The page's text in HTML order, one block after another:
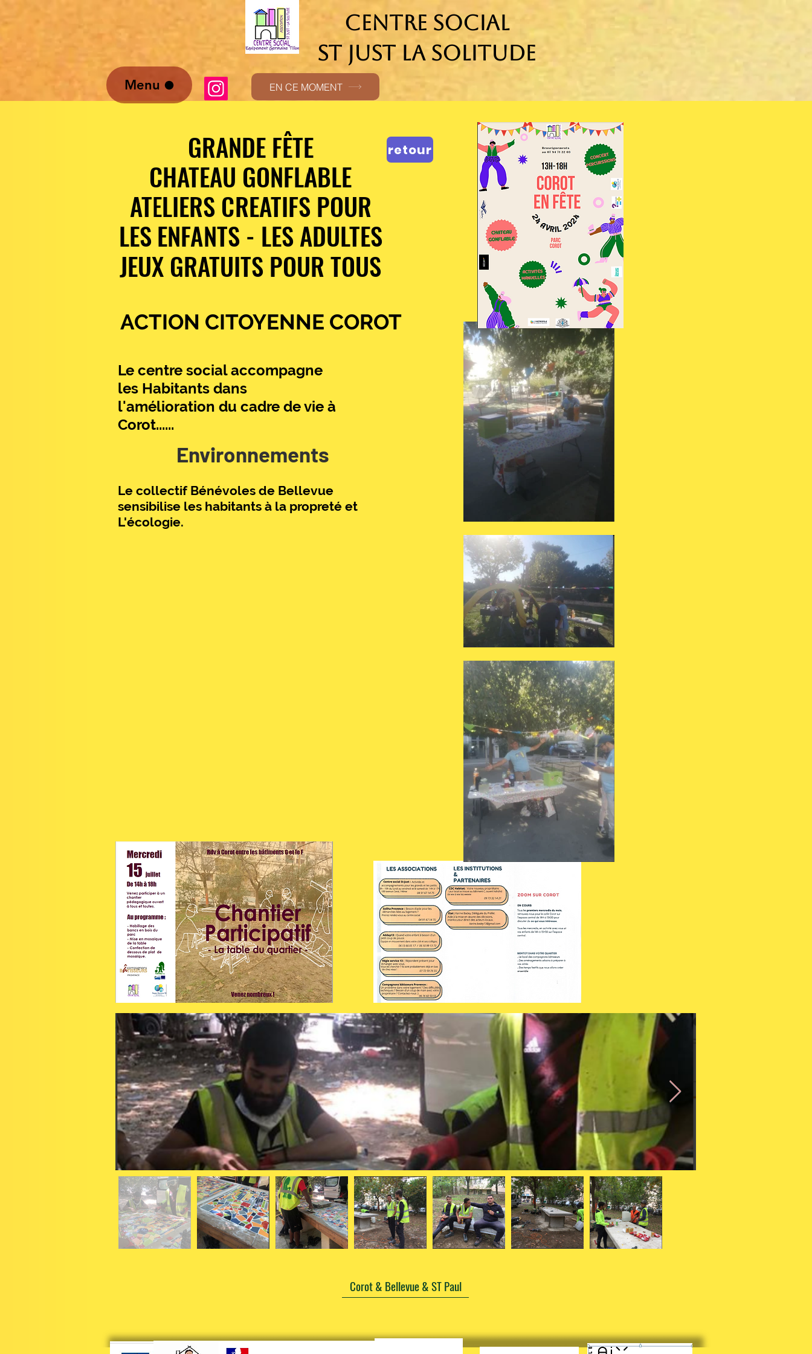
CENTRE SOCIAL
ST JUST LA SOLITUDE
Menu EN CE MOMENT
GRANDE FÊTE
CHATEAU GONFLABLE
ATELIERS CREATIFS POUR
LES ENFANTS - LES ADULTES
JEUX GRATUITS POUR TOUS
GRANDE FÊTE
CHATEAU GONFLABLE
ATELIERS CREATIFS POUR
LES ENFANTS - LES ADULTES
JEUX GRATUITS POUR TOUS
ACTION CITOYENNE COROT
Environnements
Le collectif Bénévoles de Bellevue
sensibilise les habitants à la propreté et
L'écologie.
Le centre social accompagne
les Habitants dans
l'amélioration du cadre de vie à
Corot......
retour
Corot & Bellevue & ST Paul